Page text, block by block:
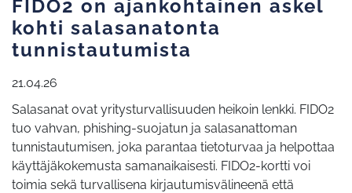
FIDO2 on ajankohtainen askel
kohti salasanatonta
tunnistautumista
21.04.26
Salasanat ovat yritysturvallisuuden heikoin lenkki. FIDO2
tuo vahvan, phishing-suojatun ja salasanattoman
tunnistautumisen, joka parantaa tietoturvaa ja helpottaa
käyttäjäkokemusta samanaikaisesti. FIDO2-kortti voi
toimia sekä turvallisena kirjautumisvälineenä että